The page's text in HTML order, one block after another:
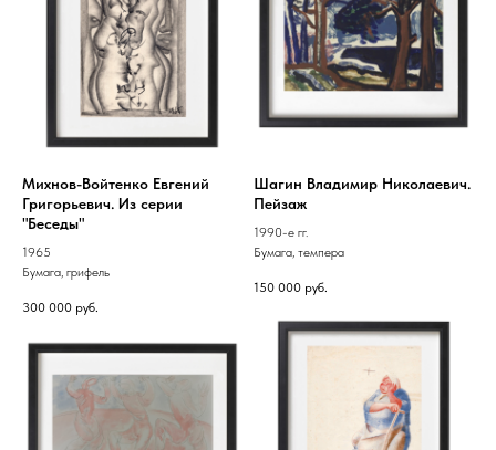
Михнов-Войтенко Евгений
Григорьевич. Из серии
"Беседы"
1965
Бумага, грифель
300 000 руб.
Шагин Владимир Николаевич.
Пейзаж
1990-е гг.
Бумага, темпера
150 000 руб.